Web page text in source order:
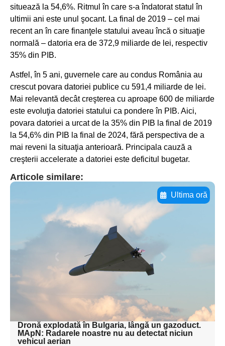
situează la 54,6%. Ritmul în care s-a îndatorat statul în
ultimii ani este unul şocant. La final de 2019 – cel mai
recent an în care finanţele statului aveau încă o situaţie
normală – datoria era de 372,9 miliarde de lei, respectiv
35% din PIB.
Astfel, în 5 ani, guvernele care au condus România au
crescut povara datoriei publice cu 591,4 miliarde de lei.
Mai relevantă decât creşterea cu aproape 600 de miliarde
este evoluţia datoriei statului ca pondere în PIB. Aici,
povara datoriei a urcat de la 35% din PIB la final de 2019
la 54,6% din PIB la final de 2024, fără perspectiva de a
mai reveni la situaţia anterioară. Principala cauză a
creşterii accelerate a datoriei este deficitul bugetar.
Articole similare:
Ultima oră
Adaugă aici textul pentru
subtitluAdaugă aici
textul pentru
subtitluAdaugă aici
textul pentru
subtitluAdaugă aici
textul pentru subti
Dronă explodată în Bulgaria, lângă un gazoduct.
MApN: Radarele noastre nu au detectat niciun
vehicul aerian